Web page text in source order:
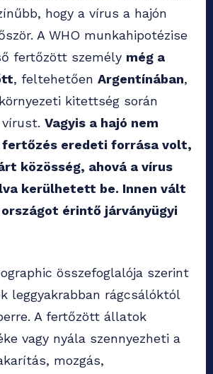
hogy a vírus a hajón
A WHO munkahipotézise
fertőzött személy még a
, feltehetően Argentínában,
kitettség során
Vagyis a hajó nem
eredeti forrása volt,
közösség, ahová a vírus
kerülhetett be. Innen vált
érintő járványügyi
összefoglalója szerint
leggyakrabban rágcsálóktól
A fertőzött állatok
vagy nyála szennyezheti a
mozgás,